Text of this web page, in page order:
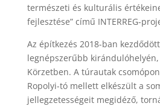
természeti és kulturális
fejlesztése” című INTERREG-
Az építkezés 2018-ban
legnépszerűbb
Körzetben. A túrautak
Ropolyi-tó mellett elkészült a
jellegzetességeit megidéző,